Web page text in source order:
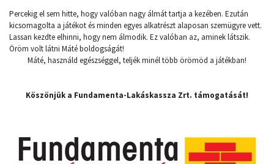
Percekig el sem hitte, hogy valóban nagy álmát tartja a kezében. Ezután
kicsomagolta a játékot és minden egyes alkatrészt alaposan szemügyre vett.
Lassan kezdte elhinni, hogy nem álmodik. Ez valóban az, aminek látszik.
Öröm volt látni Máté boldogságát!
Máté, használd egészséggel, teljék minél több örömöd a játékban!
Köszönjük a Fundamenta-Lakáskassza Zrt. támogatását!